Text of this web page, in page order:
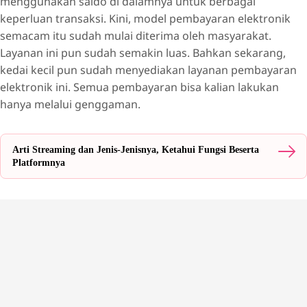
keperluan transaksi. Kini, model pembayaran elektronik
semacam itu sudah mulai diterima oleh masyarakat.
Layanan ini pun sudah semakin luas. Bahkan sekarang,
kedai kecil pun sudah menyediakan layanan pembayaran
elektronik ini. Semua pembayaran bisa kalian lakukan
hanya melalui genggaman.
Arti Streaming dan Jenis-Jenisnya, Ketahui Fungsi Beserta
Platformnya